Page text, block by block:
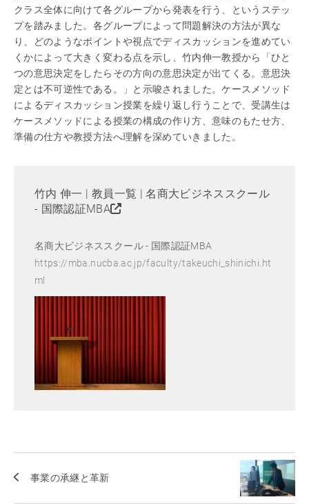
クラス全体に向けて各グループから発表を行う、というステッ
プを踏みました。各グループによって問題解決の方法が異な
り、どのようなポイントや視点でディスカッションを進めてい
くかによって大きく変わる点を示し、竹内伸一教授から「ひと
つの意思決定をしたらその方向の意思決定が出てくる。意思決
定とは不可逆性である。」と示唆されました。ケースメソッド
によるディスカッション授業を繰り返し行うことで、受講生は
ケースメソッドによる授業の構成の作り方、意味のもたせ方、
準備の仕方や教授方法へ理解を深めていきました。
竹内 伸一 | 教員一覧 | 名商大ビジネススクール
- 国際認証MBA
名商大ビジネススクール - 国際認証MBA
https://mba.nucba.ac.jp/faculty/takeuchi_shinichi.ht
ml
事業の承継と革新